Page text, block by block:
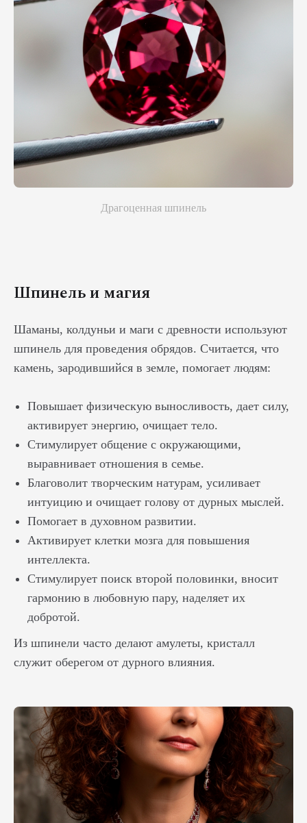
Драгоценная шпинель
Шпинель и магия
Шаманы, колдуньи и маги с древности используют
шпинель для проведения обрядов. Считается, что
камень, зародившийся в земле, помогает людям:
Повышает физическую выносливость, дает силу,
активирует энергию, очищает тело.
Стимулирует общение с окружающими,
выравнивает отношения в семье.
Благоволит творческим натурам, усиливает
интуицию и очищает голову от дурных мыслей.
Помогает в духовном развитии.
Активирует клетки мозга для повышения
интеллекта.
Стимулирует поиск второй половинки, вносит
гармонию в любовную пару, наделяет их
добротой.
Из шпинели часто делают амулеты, кристалл
служит оберегом от дурного влияния.